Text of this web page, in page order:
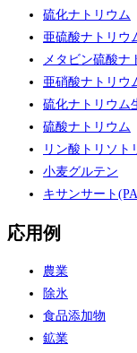
硫化ナトリウム
亜硫酸ナトリウ
メタビン硫酸ナ
亜硝酸ナトリウ
硫化ナトリウム
硫酸ナトリウム
リン酸トリソト
小麦グルテン
キサンサート
応用例
農業
除氷
食品添加物
鉱業